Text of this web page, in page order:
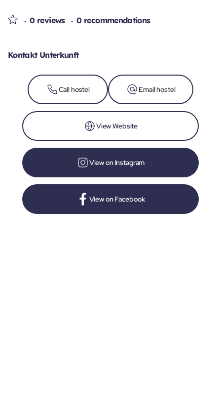
0 reviews 0 recommendations
Kontakt Unterkunft
Call hostel Email hostel
View Website
View on Instagram
View on Facebook